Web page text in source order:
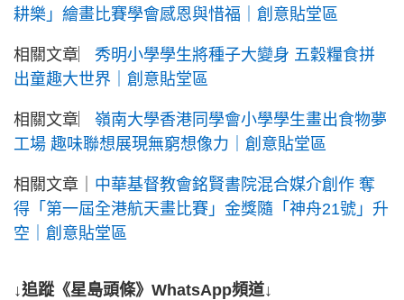
耕樂」繪畫比賽學會感恩與惜福｜創意貼堂區
相關文章︳ 秀明小學學生將種子大變身 五穀糧食拼
出童趣大世界｜創意貼堂區
相關文章︳ 嶺南大學香港同學會小學學生畫出食物夢
工場 趣味聯想展現無窮想像力｜創意貼堂區
相關文章｜ 中華基督教會銘賢書院混合媒介創作 奪
得「第一屆全港航天畫比賽」金獎隨「神舟21號」升
空｜創意貼堂區
↓追蹤《星島頭條》WhatsApp頻道↓